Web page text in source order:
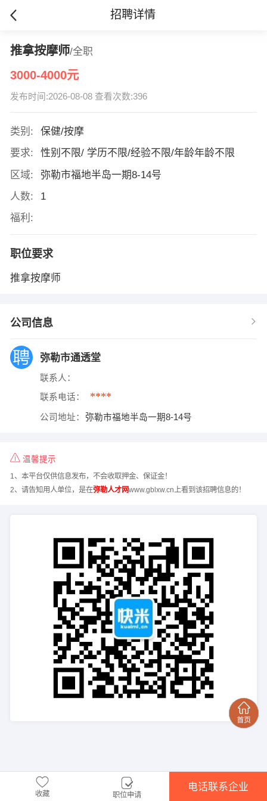
招聘详情
推拿按摩师/全职
3000-4000元
发布时间:2026-08-08 查看次数:396
类别:
保健/按摩
要求:
性别不限/ 学历不限/经验不限/年龄年龄不限
区域:
弥勒市福地半岛一期8-14号
人数:
1
福利:
职位要求
推拿按摩师
公司信息
弥勒市通透堂
联系人：
联系电话： ****
公司地址： 弥勒市福地半岛一期8-14号
温馨提示
1、本平台仅供信息发布，不会收取押金、保证金！
2、请告知用人单位，是在弥勒人才网www.gblxw.cn上看到该招聘信息的！
收藏 职位申请
电话联系企业